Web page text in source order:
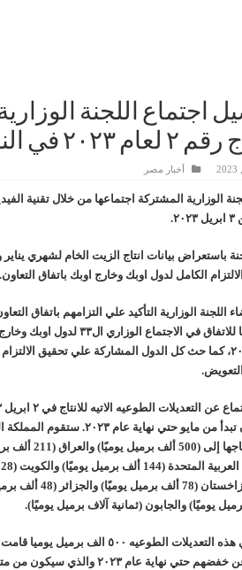
اجتماع اللجنة
٢٠٢٣ في النمسا
أخبار مصر
الوزارية المشتركة اجتماعها من خلال تقنية
الكامل لدول اوبك وخارج اوبك باتفاق التعاون.
اللجنة الوزارية التأكيد علي التزامهم باتفاق
اكتوبر ٢٠٢٢، كما حث كل الدول المشاركة علي تحقيق
المقرر ان تبدأ من مايو حتي نهاية عام
بخفض إنتاجها إلى (500
يوميًا) وكازاخستان (78
يضاف الي هذه التعديلات الطوعيه ٥٠٠ الف
بالاعلان عن خفضهم حتي نهاية عام